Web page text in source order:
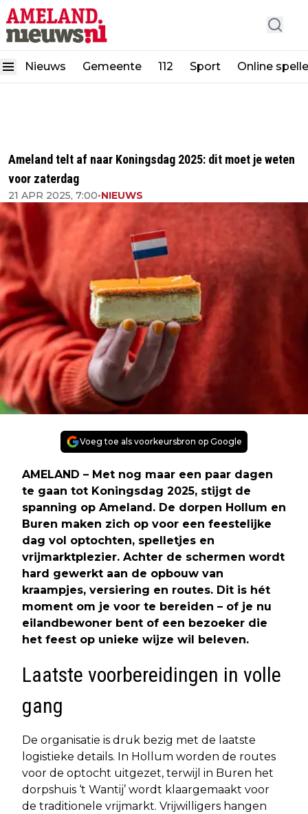
Nieuws Gemeente 112 Sport Online
Ameland telt af naar Koningsdag 2025: dit moet je weten
voor zaterdag
21 APR 2025, 7:00•NIEUWS
Voeg toe als voorkeursbron op Google
AMELAND – Met nog maar een paar dagen
te gaan tot Koningsdag 2025, stijgt de
spanning op Ameland. De dorpen Hollum en
Buren maken zich op voor een feestelijke
dag vol optochten, spelletjes en
vrijmarktplezier. Achter de schermen wordt
hard gewerkt aan de opbouw van
kraampjes, versiering en routes. Dit is hét
moment om je voor te bereiden – of je nu
eilandbewoner bent of een bezoeker die
het feest op unieke wijze wil beleven.
Laatste voorbereidingen in volle
gang
De organisatie is druk bezig met de laatste
logistieke details. In Hollum worden de routes
voor de optocht uitgezet, terwijl in Buren het
dorpshuis ‘t Wantij’ wordt klaargemaakt voor
de traditionele vrijmarkt. Vrijwilligers hangen